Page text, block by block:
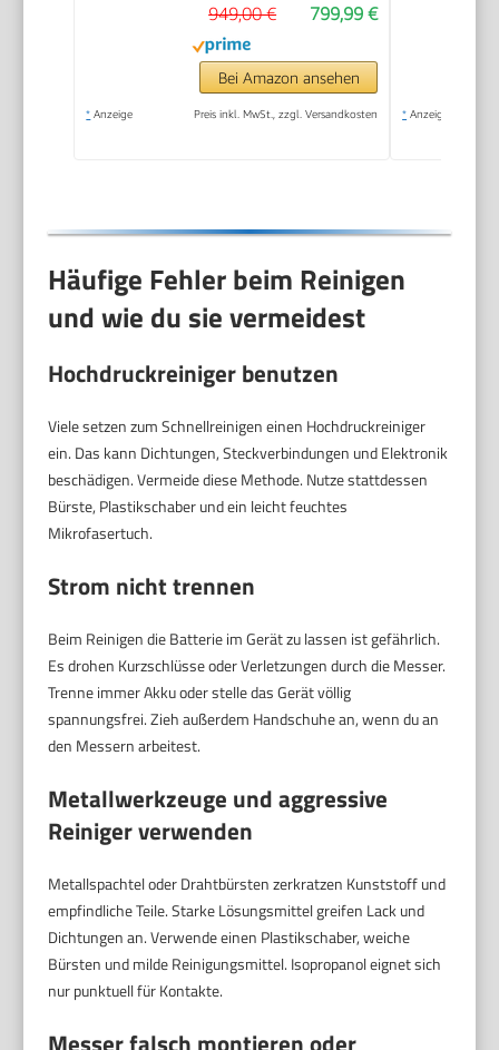
799,99 €
949,00 €
Bei Amazon ansehen
* Anzeige Preis inkl. MwSt., zzgl. Versandkosten * Anzeige
Häufige Fehler beim Reinigen
und wie du sie vermeidest
Hochdruckreiniger benutzen
Viele setzen zum Schnellreinigen einen Hochdruckreiniger
ein. Das kann Dichtungen, Steckverbindungen und Elektronik
beschädigen. Vermeide diese Methode. Nutze stattdessen
Bürste, Plastikschaber und ein leicht feuchtes
Mikrofasertuch.
Strom nicht trennen
Beim Reinigen die Batterie im Gerät zu lassen ist gefährlich.
Es drohen Kurzschlüsse oder Verletzungen durch die Messer.
Trenne immer Akku oder stelle das Gerät völlig
spannungsfrei. Zieh außerdem Handschuhe an, wenn du an
den Messern arbeitest.
Metallwerkzeuge und aggressive
Reiniger verwenden
Metallspachtel oder Drahtbürsten zerkratzen Kunststoff und
empfindliche Teile. Starke Lösungsmittel greifen Lack und
Dichtungen an. Verwende einen Plastikschaber, weiche
Bürsten und milde Reinigungsmittel. Isopropanol eignet sich
nur punktuell für Kontakte.